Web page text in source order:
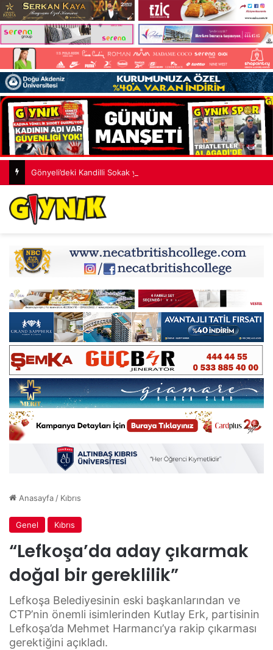
Gönyeli’deki Kandilli Sokak yeni çehreye kavuştu
Anasayfa/ Kıbrıs
Genel Kıbrıs
“Lefkoşa’da aday çıkarmak
doğal bir gereklilik”
Lefkoşa Belediyesinin eski başkanlarından ve
CTP’nin önemli isimlerinden Kutlay Erk, partisinin
Lefkoşa’da Mehmet Harmancı’ya rakip çıkarması
gerektiğini açıkladı.